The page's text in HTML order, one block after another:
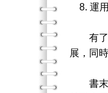
8. 運用
有了這
展，同
書末附